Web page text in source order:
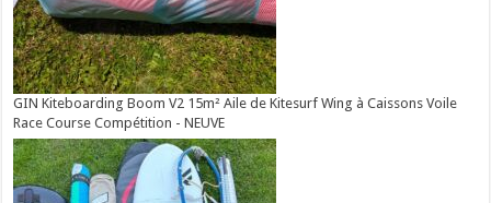
GIN Kiteboarding Boom V2 15m² Aile de Kitesurf Wing à Caissons Voile
Race Course Compétition - NEUVE